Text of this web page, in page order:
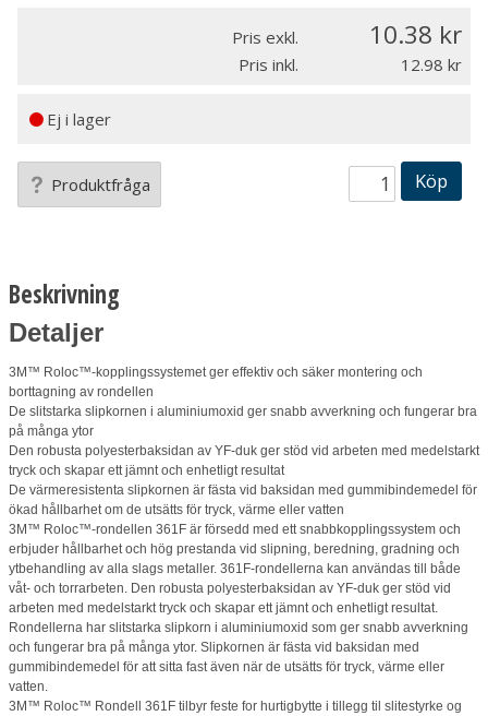
Pris exkl. 10.38
Pris inkl. 12.98
Ej i lager
Produktfråga Köp
Beskrivning
Detaljer
3M™ Roloc™-kopplingssystemet ger effektiv och säker montering och
borttagning av rondellen
De slitstarka slipkornen i aluminiumoxid ger snabb avverkning och fungerar bra
på många ytor
Den robusta polyesterbaksidan av YF-duk ger stöd vid arbeten med medelstarkt
tryck och skapar ett jämnt och enhetligt resultat
De värmeresistenta slipkornen är fästa vid baksidan med gummibindemedel för
ökad hållbarhet om de utsätts för tryck, värme eller vatten
3M™ Roloc™-rondellen 361F är försedd med ett snabbkopplingssystem och
erbjuder hållbarhet och hög prestanda vid slipning, beredning, gradning och
ytbehandling av alla slags metaller. 361F-rondellerna kan användas till både
våt- och torrarbeten. Den robusta polyesterbaksidan av YF-duk ger stöd vid
arbeten med medelstarkt tryck och skapar ett jämnt och enhetligt resultat.
Rondellerna har slitstarka slipkorn i aluminiumoxid som ger snabb avverkning
och fungerar bra på många ytor. Slipkornen är fästa vid baksidan med
gummibindemedel för att sitta fast även när de utsätts för tryck, värme eller
vatten.
3M™ Roloc™ Rondell 361F tilbyr feste for hurtigbytte i tillegg til slitestyrke og